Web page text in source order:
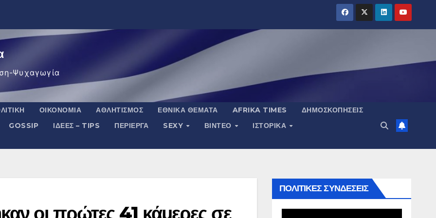
Ψυχαγωγία
ΟΙΚΟΝΟΜΊΑ ΑΘΛΗΤΙΣΜΌΣ ΕΘΝΙΚΆ ΘΈΜΑΤΑ AFRIKA TIMES
ΔΗΜΟΣΚΟΠΉΣΕΙΣ
GOSSIP ΙΔΈΕΣ – TIPS ΠΕΡΊΕΡΓΑ SEXY ΒΙΝΤΕΟ
ΙΣΤΟΡΙΚΆ
οι πρώτες 41 κάμερες σε
ΠΟΛΙΤΙΚΕΣ ΣΥΝΔΕΣΕΙΣ